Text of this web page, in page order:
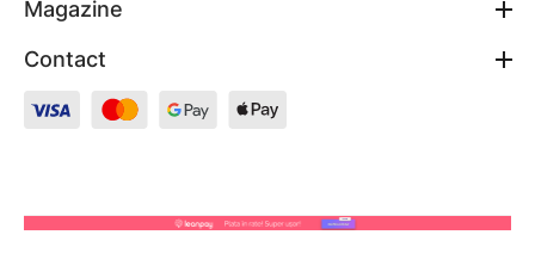
Magazine
Contact